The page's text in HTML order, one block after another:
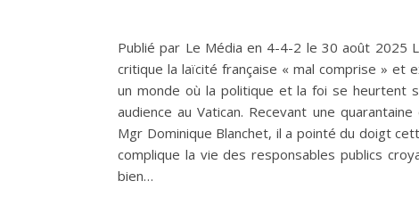
Publié par Le Média en 4-4-2 le 30 août 2025
critique la laïcité française « mal comprise » et
un monde où la politique et la foi se heurtent
audience au Vatican. Recevant une
Mgr Dominique Blanchet, il a pointé du doigt
complique la vie des responsables publics
bien…